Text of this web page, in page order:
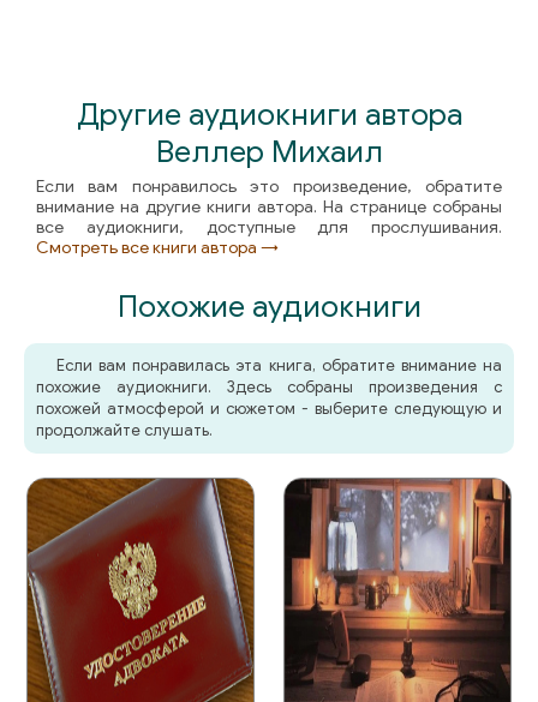
Другие аудиокниги автора
Веллер Михаил
Если вам понравилось это произведение, обратите
внимание на другие книги автора. На странице собраны
все аудиокниги, доступные для прослушивания.
Смотреть все книги автора →
Похожие аудиокниги
Если вам понравилась эта книга, обратите внимание на
похожие аудиокниги. Здесь собраны произведения с
похожей атмосферой и сюжетом - выберите следующую и
продолжайте слушать.